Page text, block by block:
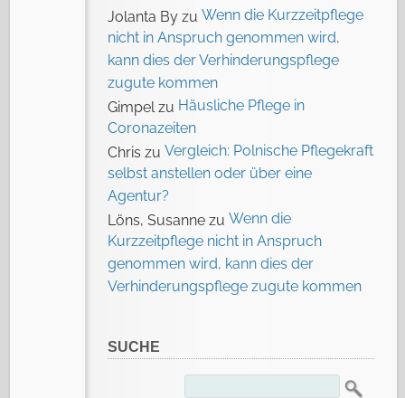
Jolanta By zu Wenn die Kurzzeitpflege
nicht in Anspruch genommen wird,
kann dies der Verhinderungspflege
zugute kommen
Gimpelzu Häusliche Pflege in
Coronazeiten
Chris zu Vergleich: Polnische Pflegekraft
selbst anstellen oder über eine
Agentur?
Löns, Susanne zu Wenn die
Kurzzeitpflege nicht in Anspruch
genommen wird, kann dies der
Verhinderungspflege zugute kommen
SUCHE